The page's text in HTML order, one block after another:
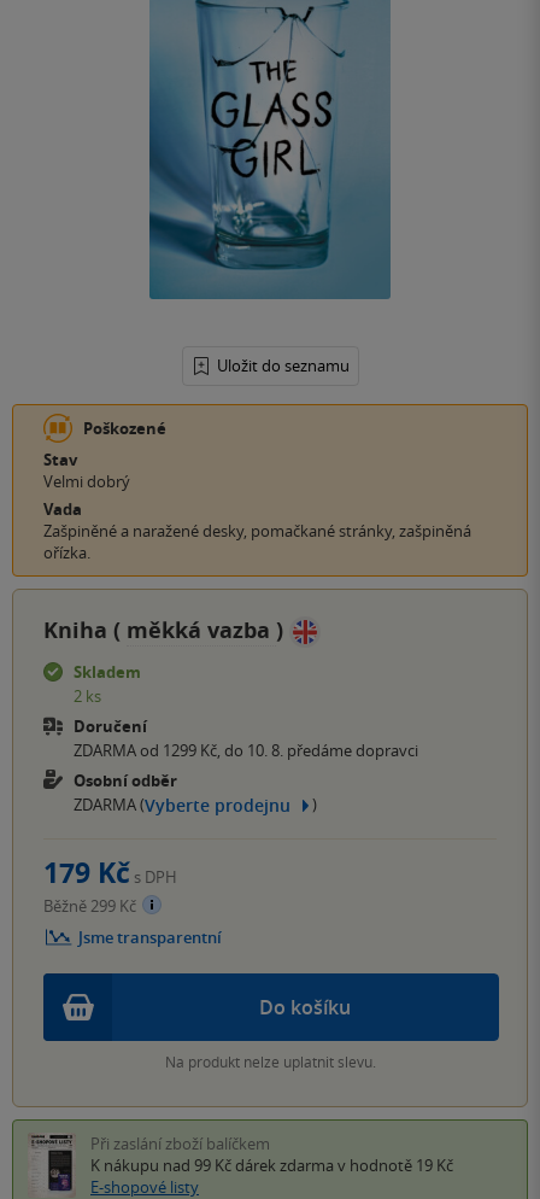
Uložit do seznamu
Poškozené
Stav
Velmi dobrý
Vada
Zašpiněné a naražené desky, pomačkané stránky, zašpiněná
ořízka.
Kniha ( měkká vazba )
Skladem
2 ks
Doručení
ZDARMA od 1299 Kč, do 10. 8. předáme dopravci
Osobní odběr
ZDARMA (Vyberte prodejnu )
Do košíku
Na produkt nelze uplatnit slevu.
179 Kč s DPH
Běžně 299 Kč
Jsme transparentní
Při zaslání zboží balíčkem
K nákupu nad 99 Kč dárek zdarma v hodnotě 19 Kč
E-shopové listy